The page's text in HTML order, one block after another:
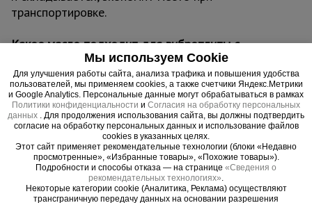
транспортировке.
Какое масло подходит для виброплиты с
двигателем Honda GX-160?
Мы рекомендуем использовать минеральное
моторное масло SAE 10W-30. Оно относится к
классу маловязких и используется
преимущественно в умеренном климате. Первую
замену масла в двигателе рекомендуется
проводить после 20 часов (первый месяц)
суммарной работы. Дальнейшее обслуживание и
замена масла должны проводиться после
Мы используем Cookie
Для улучшения работы сайта, анализа трафика и повышения удобства
пользователей, мы применяем cookies, а также счетчики Яндекс.Метрики
и Google Analytics. Персональные данные могут обрабатываться в рамках
Политики конфиденциальности и Согласия на обработку персональных
данных . Для продолжения использования сайта, вы должны подтвердить
согласие на обработку персональных данных и использование файлов
cookies в указанных целях.
Этот сайт применяет рекомендательные технологии (блоки «Недавно
просмотренные», «Избранные товары», «Похожие товары»).
Подробности и способы отказа — на странице «Сведения о
рекомендательных технологиях».
Некоторые категории cookie (Аналитика, Реклама) осуществляют
трансграничную передачу данных на основании разрешения